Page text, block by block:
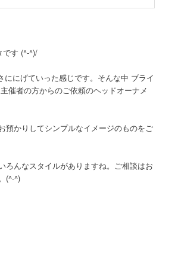
す (^-^)/
ににげていった感じです。そんな中 ブライ
催者の方からのご依頼のヘッドオーナメ
預かりしてシンプルなイメージのものをご
ろんなスタイルがありますね。ご相談はお
(^-^)